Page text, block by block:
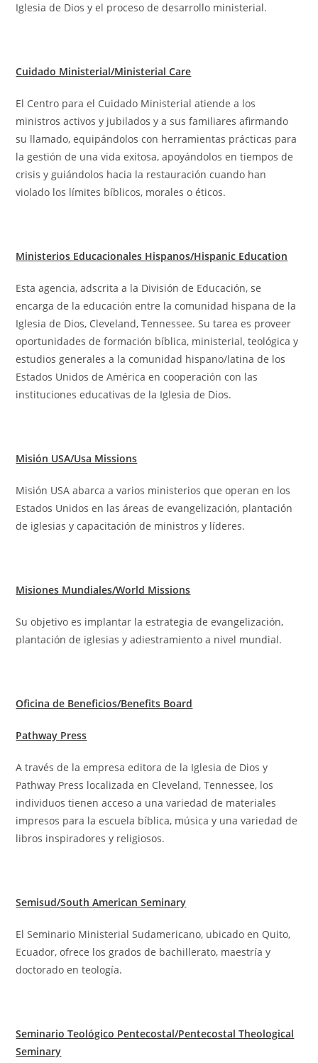
Iglesia de Dios y el proceso de desarrollo ministerial.
Cuidado Ministerial/Ministerial Care
El Centro para el Cuidado Ministerial atiende a los
ministros activos y jubilados y a sus familiares afirmando
su llamado, equipándolos con herramientas prácticas para
la gestión de una vida exitosa, apoyándolos en tiempos de
crisis y guiándolos hacia la restauración cuando han
violado los límites bíblicos, morales o éticos.
Ministerios Educacionales Hispanos/Hispanic Education
Esta agencia, adscrita a la División de Educación, se
encarga de la educación entre la comunidad hispana de la
Iglesia de Dios, Cleveland, Tennessee. Su tarea es proveer
oportunidades de formación bíblica, ministerial, teológica y
estudios generales a la comunidad hispano/latina de los
Estados Unidos de América en cooperación con las
instituciones educativas de la Iglesia de Dios.
Misión USA/Usa Missions
Misión USA abarca a varios ministerios que operan en los
Estados Unidos en las áreas de evangelización, plantación
de iglesias y capacitación de ministros y líderes.
Misiones Mundiales/World Missions
Su objetivo es implantar la estrategia de evangelización,
plantación de iglesias y adiestramiento a nivel mundial.
Oficina de Beneficios/Benefits Board
Pathway Press
A través de la empresa editora de la Iglesia de Dios y
Pathway Press localizada en Cleveland, Tennessee, los
individuos tienen acceso a una variedad de materiales
impresos para la escuela bíblica, música y una variedad de
libros inspiradores y religiosos.
Semisud/South American Seminary
El Seminario Ministerial Sudamericano, ubicado en Quito,
Ecuador, ofrece los grados de bachillerato, maestría y
doctorado en teología.
Seminario Teológico Pentecostal/Pentecostal Theological
Seminary